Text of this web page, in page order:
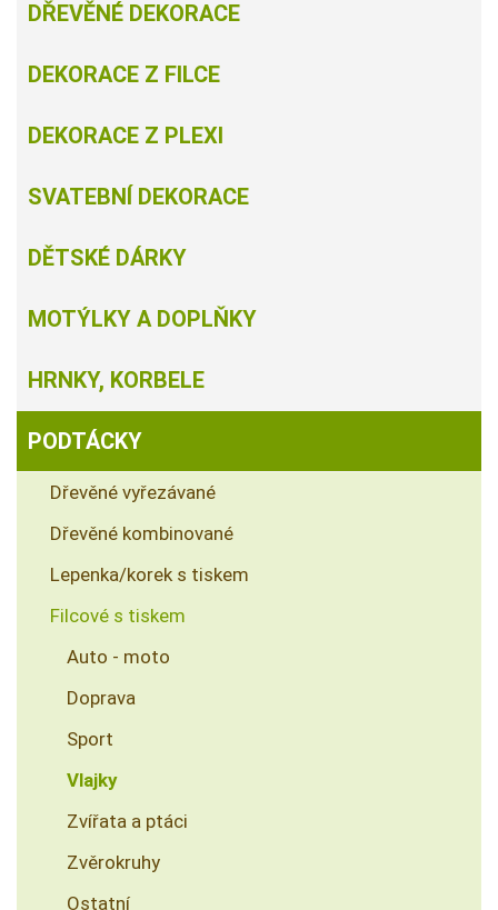
DŘEVĚNÉ DEKORACE
DEKORACE Z FILCE
DEKORACE Z PLEXI
SVATEBNÍ DEKORACE
DĚTSKÉ DÁRKY
MOTÝLKY A DOPLŇKY
HRNKY, KORBELE
PODTÁCKY
Dřevěné vyřezávané
Dřevěné kombinované
Lepenka/korek s tiskem
Filcové s tiskem
Auto - moto
Doprava
Sport
Vlajky
Zvířata a ptáci
Zvěrokruhy
Ostatní